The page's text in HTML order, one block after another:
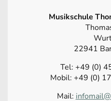
Musikschule
22941
Tel: +49 (0)
Mobil: +49 (0)
Mail: